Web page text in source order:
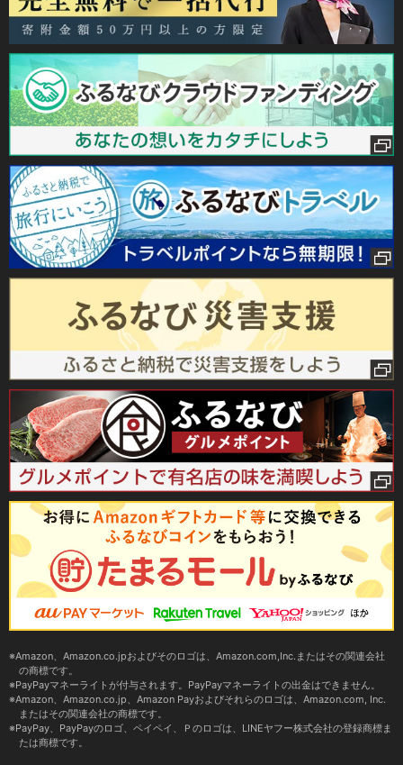
Amazon、Amazon.co.jpおよびそのロゴは、Amazon.com,Inc.またはその関連会社
の商標です。
PayPayマネーライトが付与されます。PayPayマネーライトの出金はできません。
Amazon、Amazon.co.jp、Amazon Payおよびそれらのロゴは、Amazon.com, Inc.
またはその関連会社の商標です。
PayPay、PayPayのロゴ、ペイペイ、Ｐのロゴは、LINEヤフー株式会社の登録商標ま
たは商標です。